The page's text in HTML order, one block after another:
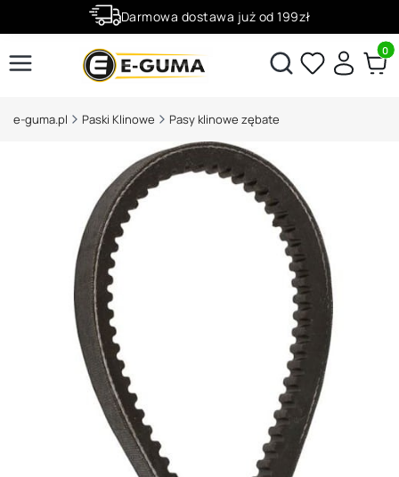
Darmowa dostawa już od 199zł
Rabaty -50% na wybrane produktyOtwórz wyszukiwarkę
e-guma.pl Paski Klinowe Pasy klinowe zębate